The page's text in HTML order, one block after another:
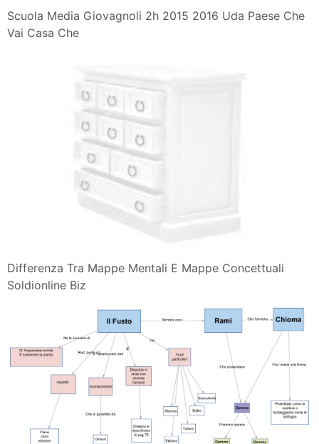
Scuola Media Giovagnoli 2h 2015 2016 Uda Paese Che
Vai Casa Che
Differenza Tra Mappe Mentali E Mappe Concettuali
Soldionline Biz